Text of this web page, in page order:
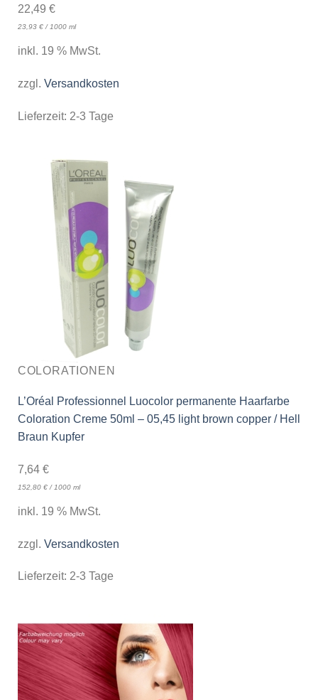
22,49 €
23,93 €/1000 ml
inkl. 19 % MwSt.
zzgl. Versandkosten
Lieferzeit: 2-3 Tage
COLORATIONEN
L’Oréal Professionnel Luocolor permanente Haarfarbe
Coloration Creme 50ml – 05,45 light brown copper / Hell
Braun Kupfer
7,64 €
152,80 €/ 1000 ml
inkl. 19 % MwSt.
zzgl. Versandkosten
Lieferzeit: 2-3 Tage